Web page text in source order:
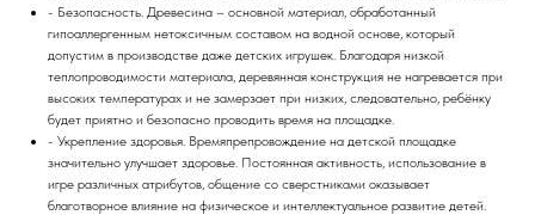
- Безопасность. Древесина – основной материал, обработанный
гипоаллергенным нетоксичным составом на водной основе, который
допустим в производстве даже детских игрушек. Благодаря низкой
теплопроводимости материала, деревянная конструкция не нагревается при
высоких температурах и не замерзает при низких, следовательно, ребёнку
будет приятно и безопасно проводить время на площадке.
- Укрепление здоровья. Времяпрепровождение на детской площадке
значительно улучшает здоровье. Постоянная активность, использование в
игре различных атрибутов, общение со сверстниками оказывает
благотворное влияние на физическое и интеллектуальное развитие детей.